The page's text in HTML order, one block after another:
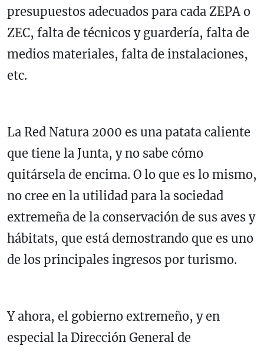
presupuestos adecuados para cada ZEPA o
ZEC, falta de técnicos y guardería, falta de
medios materiales, falta de instalaciones,
etc.
La Red Natura 2000 es una patata caliente
que tiene la Junta, y no sabe cómo
quitársela de encima. O lo que es lo mismo,
no cree en la utilidad para la sociedad
extremeña de la conservación de sus aves y
hábitats, que está demostrando que es uno
de los principales ingresos por turismo.
Y ahora, el gobierno extremeño, y en
especial la Dirección General de